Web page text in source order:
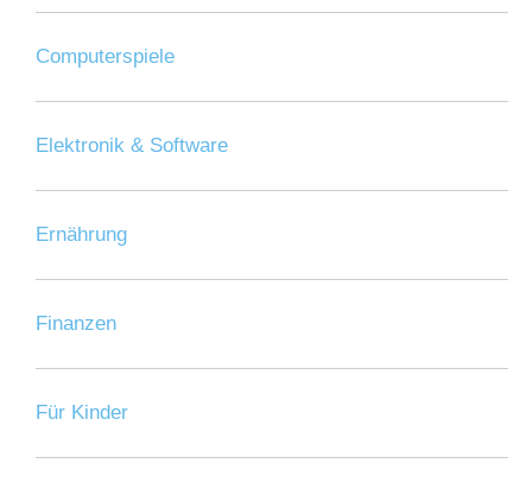
Computerspiele
Elektronik & Software
Ernährung
Finanzen
Für Kinder